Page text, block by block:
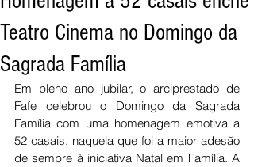
Teatro Cinema no Domingo da
Sagrada Família
Em pleno ano jubilar, o arciprestado de
Fafe celebrou o Domingo da Sagrada
Família com uma homenagem emotiva a
52 casais, naquela que foi a maior adesão
de sempre à iniciativa Natal em Família. A